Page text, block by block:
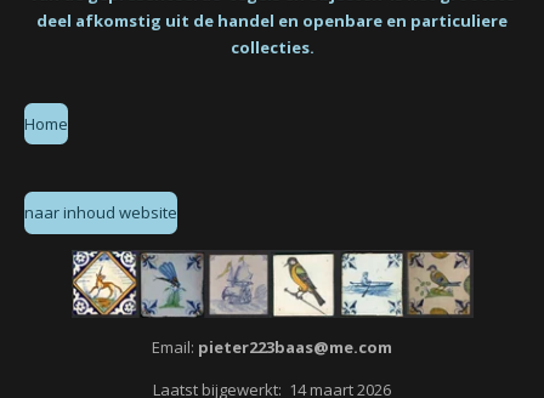
deel afkomstig uit de handel en openbare en particuliere
collecties.
Home
naar inhoud website
Email: pieter223baas@me.com
Laatst bijgewerkt: 14 maart 2026